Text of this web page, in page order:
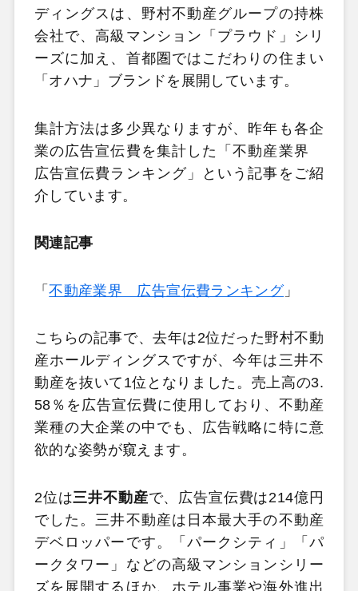
ディングスは、野村不動産グループの持株
会社で、高級マンション「プラウド」シリ
ーズに加え、首都圏ではこだわりの住まい
「オハナ」ブランドを展開しています。
集計方法は多少異なりますが、昨年も各企
業の広告宣伝費を集計した「不動産業界
広告宣伝費ランキング」という記事をご紹
介しています。
関連記事
「不動産業界 広告宣伝費ランキング」
こちらの記事で、去年は2位だった野村不動
産ホールディングスですが、今年は三井不
動産を抜いて1位となりました。売上高の3.
58％を広告宣伝費に使用しており、不動産
業種の大企業の中でも、広告戦略に特に意
欲的な姿勢が窺えます。
2位は三井不動産で、広告宣伝費は214億円
でした。三井不動産は日本最大手の不動産
デベロッパーです。「パークシティ」「パ
ークタワー」などの高級マンションシリー
ズを展開するほか、ホテル事業や海外進出